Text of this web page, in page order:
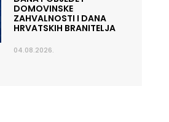
DOMOVINSKE
ZAHVALNOSTI I DANA
HRVATSKIH BRANITELJA
04.08.2026.